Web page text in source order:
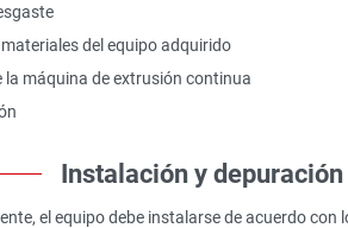
del equipo adquirido
la máquina de extrusión continua
Instalación y
el equipo debe instalarse de acuerdo